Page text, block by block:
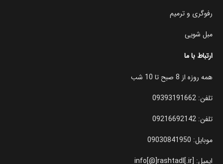
رفوگری و ترمیم
مبل شویی
ارتباط با ما
همه روزه از 8 صبح تا 10 شب
تلفن: 09393191662
تلفن: 09216692142
موبایل: 09030841950
ایمیل: info[@]rashtadl[.ir]